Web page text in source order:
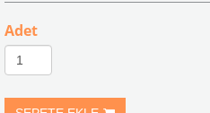
Adet